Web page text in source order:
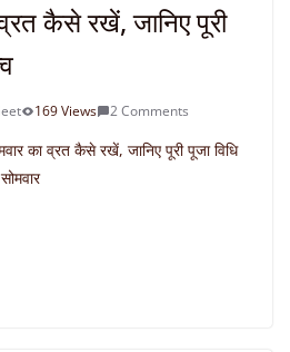
कैसे रखें, जानिए पूरी
169 Views 2 Comments
का व्रत कैसे रखें, जानिए पूरी पूजा विधि